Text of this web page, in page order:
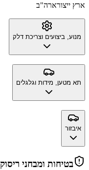
ארץ ייצורארה"ב
מנוע, ביצועים וצריכת דלק
תא מטען, מידות וגלגלים
איבזור
בטיחות ומבחני ריסוק